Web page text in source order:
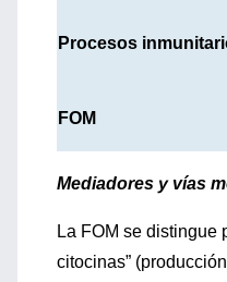
Procesos
FOM
Mediadores y vías
La FOM se distingue
citocinas”